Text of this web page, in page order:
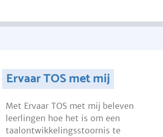
Ervaar TOS met mij
Met Ervaar TOS met mij beleven
leerlingen hoe het is om een
taalontwikkelingsstoornis te